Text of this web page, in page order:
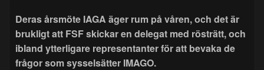
Deras årsmöte IAGA äger rum på våren, och det är
brukligt att FSF skickar en delegat med rösträtt, och
ibland ytterligare representanter för att bevaka de
frågor som sysselsätter IMAGO.